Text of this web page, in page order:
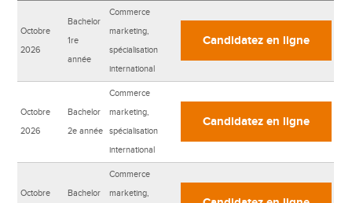
Octobre
2026
Bachelor
1re
année
Commerce
marketing,
spécialisation
international
Candidatez en ligne
Octobre
2026
Bachelor
2e année
Commerce
marketing,
spécialisation
international
Candidatez en ligne
Octobre Bachelor
Commerce
marketing,